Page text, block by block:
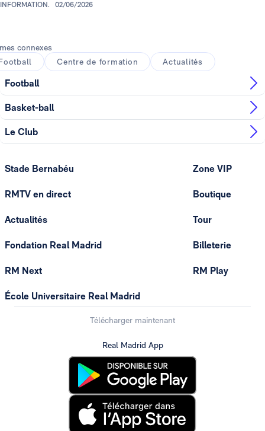
INFORMATION. 02/06/2026
connexes
Centre de formation Actualités
Football
Basket-ball
Le Club
Stade Bernabéu
RMTV en direct
Actualités
Fondation Real Madrid
RM Next
École Universitaire Real Madrid
Zone VIP
Boutique
Tour
Billeterie
RM Play
Télécharger maintenant
Real Madrid App